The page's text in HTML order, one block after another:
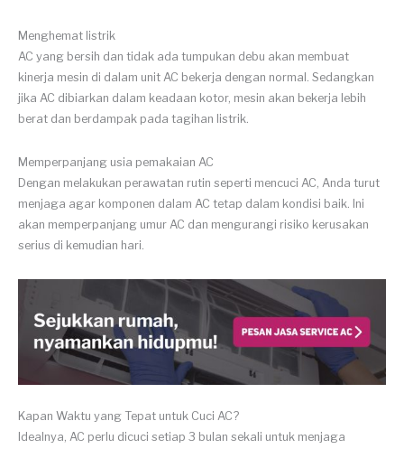
Menghemat listrik
AC yang bersih dan tidak ada tumpukan debu akan membuat
kinerja mesin di dalam unit AC bekerja dengan normal. Sedangkan
jika AC dibiarkan dalam keadaan kotor, mesin akan bekerja lebih
berat dan berdampak pada tagihan listrik.
Memperpanjang usia pemakaian AC
Dengan melakukan perawatan rutin seperti mencuci AC, Anda turut
menjaga agar komponen dalam AC tetap dalam kondisi baik. Ini
akan memperpanjang umur AC dan mengurangi risiko kerusakan
serius di kemudian hari.
Kapan Waktu yang Tepat untuk Cuci AC?
Idealnya, AC perlu dicuci setiap 3 bulan sekali untuk menjaga